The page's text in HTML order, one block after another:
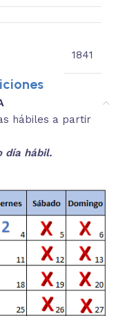
1841
hábiles a partir
día hábil.